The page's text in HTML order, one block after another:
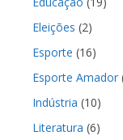
Eleições (2)
Esporte (16)
Esporte Amador
Indústria (10)
Literatura (6)